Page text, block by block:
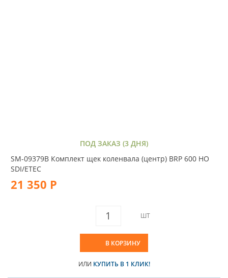
ПОД ЗАКАЗ (3 ДНЯ)
SM-09379B Комплект щек коленвала (центр) BRP 600 HO
SDI/ETEC
21 350 Р
ШТ
В КОРЗИНУ
ИЛИ КУПИТЬ В 1 КЛИК!